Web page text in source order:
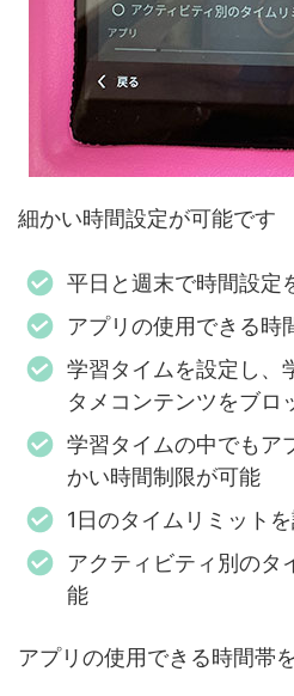
細かい時間設定が可能です
平日と週末で時間設定
アプリの使用できる時
学習タイムを設定し、
タメコンテンツをブロ
学習タイムの中でもア
かい時間制限が可能
1日のタイムリミット
アクティビティ別のタ
能
アプリの使用できる時間帯